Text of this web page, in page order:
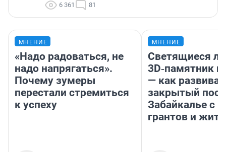
6 361 81
МНЕНИЕ
«Надо радоваться, не
надо напрягаться».
Почему зумеры
перестали стремиться
к успеху
МНЕНИЕ
Светящиеся
3D‑памятник и
— как
закрытый
Забайкалье с
грантов и